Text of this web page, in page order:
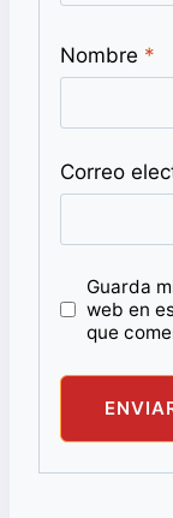
Nombre *
Correo
Guarda
web en
que